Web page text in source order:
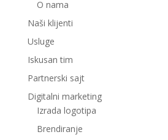
O nama
Naši klijenti
Usluge
Iskusan tim
Partnerski sajt
Digitalni marketing
Izrada logotipa
Brendiranje